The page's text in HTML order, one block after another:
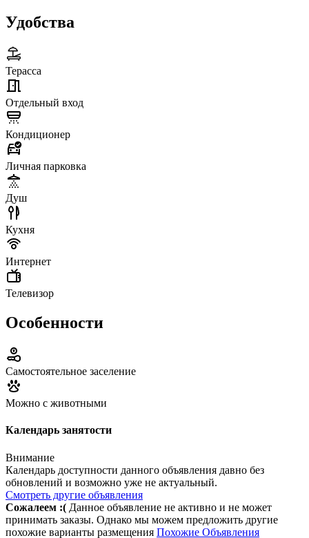
Удобства
Терасса
Отдельный вход
Кондиционер
Личная парковка
Душ
Кухня
Интернет
Телевизор
Особенности
Самостоятельное заселение
Можно с животными
Календарь занятости
Внимание
Календарь доступности данного объявления давно без
обновлений и возможно уже не актуальный.
Смотреть другие объявления
Сожалеем :( Данное объявление не активно и не может
принимать заказы. Однако мы можем предложить другие
похожие варианты размещения Похожие Объявления